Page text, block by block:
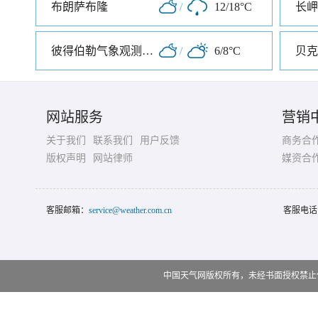
布朗萨布隆 / 12/18°C 长岬
彼得伯勒气象观测中心 / 6/8°C 贝
网站服务
关于我们 联系我们
用户反馈
版权声明
网站律师
营销
商务合
媒资合
客服邮箱： service@weather.com.cn 客服电
中国天气网版权所有，未经书面授权